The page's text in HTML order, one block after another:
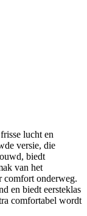
lucht en
versie, die
biedt
van het
comfort onderweg.
en biedt eersteklas
comfortabel wordt